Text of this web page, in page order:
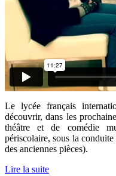
Le lycée français
découvrir, dans les
théâtre et de comédie
périscolaire, sous la
des anciennes pièces).
Lire la suite